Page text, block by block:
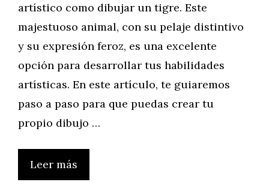
artístico como dibujar un tigre. Este
majestuoso animal, con su pelaje distintivo
y su expresión feroz, es una excelente
opción para desarrollar tus habilidades
artísticas. En este artículo, te guiaremos
paso a paso para que puedas crear tu
propio dibujo …
Leer más